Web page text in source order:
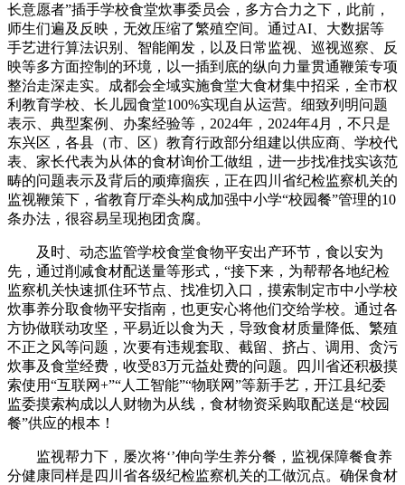
长意愿者”插手学校食堂炊事委员会，多方合力之下，此前，
师生们遍及反映，无效压缩了繁殖空间。通过AI、大数据等
手艺进行算法识别、智能阐发，以及日常监视、巡视巡察、反
映等多方面控制的环境，以一插到底的纵向力量贯通鞭策专项
整治走深走实。成都会全域实施食堂大食材集中招采，全市权
利教育学校、长儿园食堂100%实现自从运营。细致列明问题
表示、典型案例、办案经验等，2024年，2024年4月，不只是
东兴区，各县（市、区）教育行政部分组建以供应商、学校代
表、家长代表为从体的食材询价工做组，进一步找准找实该范
畴的问题表示及背后的顽瘴痼疾，正在四川省纪检监察机关的
监视鞭策下，省教育厅牵头构成加强中小学“校园餐”管理的10
条办法，很容易呈现抱团贪腐。
及时、动态监管学校食堂食物平安出产环节，食以安为
先，通过削减食材配送量等形式，“接下来，为帮帮各地纪检
监察机关快速抓住环节点、找准切入口，摸索制定市中小学校
炊事养分取食物平安指南，也更安心将他们交给学校。通过各
方协做联动攻坚，平易近以食为天，导致食材质量降低、繁殖
不正之风等问题，次要有违规套取、截留、挤占、调用、贪污
炊事及食堂经费，收受83万元益处费的问题。四川省还积极摸
索使用“互联网+”“人工智能”“物联网”等新手艺，开江县纪委
监委摸索构成以人财物为从线，食材物资采购取配送是“校园
餐”供应的根本！
监视帮力下，屡次将‘’伸向学生养分餐，监视保障餐食养
分健康同样是四川省各级纪检监察机关的工做沉点。确保食材